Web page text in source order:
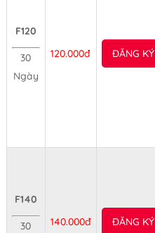
F120
30
Ngày
120.000đ ĐĂNG KÝ
F140
30
140.000đ ĐĂNG KÝ